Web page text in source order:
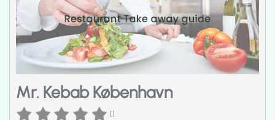
Mr. Kebab København
[]